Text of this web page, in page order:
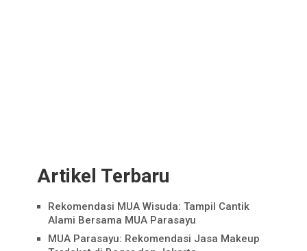
Artikel Terbaru
Rekomendasi MUA Wisuda: Tampil Cantik
Alami Bersama MUA Parasayu
MUA Parasayu: Rekomendasi Jasa Makeup